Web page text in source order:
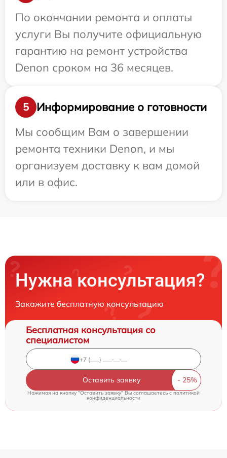
По окончании ремонта и оплаты
услуги Вы получите официальную
гарантию на ремонт устройства
Denon сроком на 36 месяцев.
5
Информирование о готовности
Мы сообщим Вам о завершении
ремонта техники Denon, и мы
организуем доставку к вам домой
или в офис.
Нужна консультация?
Закажите бесплатную консультацию
Бесплатная консультация со
специалистом
Оставить заявку
Нажимая на кнопку "Оставить заявку" Вы соглашаетесь cполитикой
конфиденциальности